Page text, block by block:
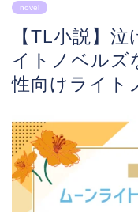
novel
【TL小説】
イトノベルズ
性向けライト